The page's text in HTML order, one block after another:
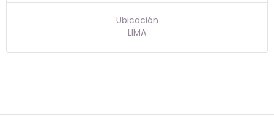
Ubicación
LIMA